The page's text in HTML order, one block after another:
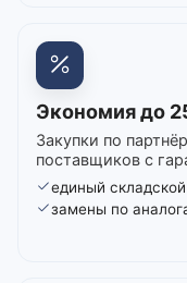
Экономия до
Закупки по
поставщиков с
единый
замены по